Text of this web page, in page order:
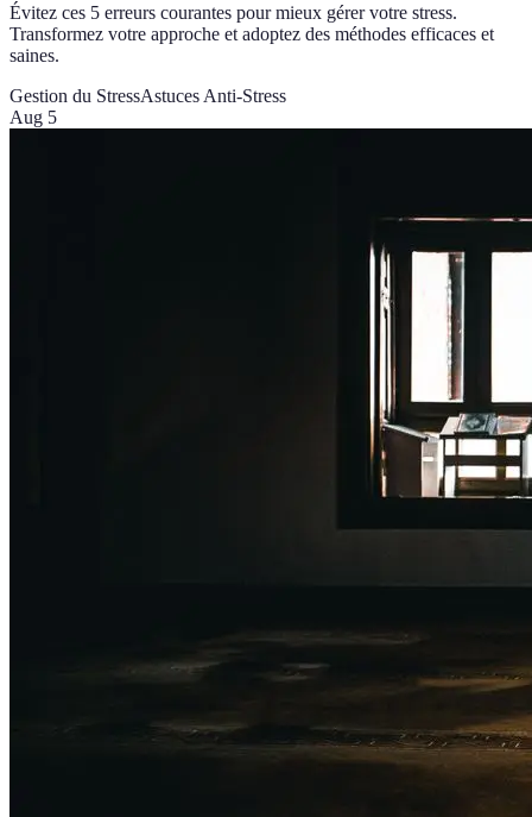
Évitez ces 5 erreurs courantes pour mieux gérer votre stress.
Transformez votre approche et adoptez des méthodes efficaces et
saines.
Gestion du StressAstuces Anti-Stress
Aug 5